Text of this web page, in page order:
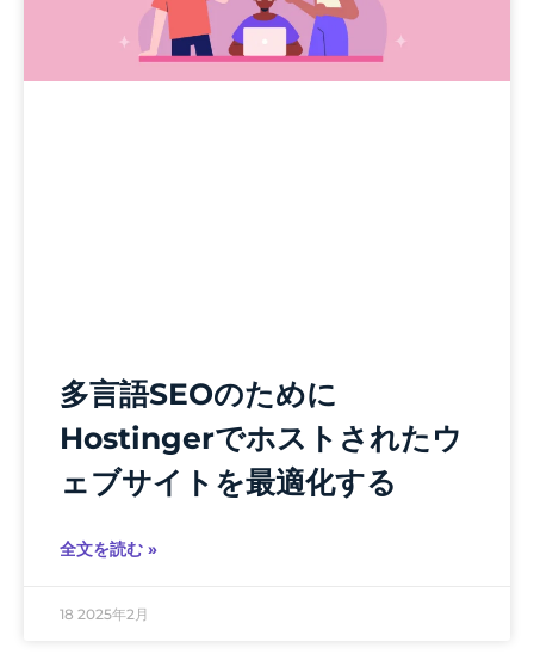
多言語SEOのために
Hostingerでホストされたウ
ェブサイトを最適化する
全文を読む »
18 2025年2月